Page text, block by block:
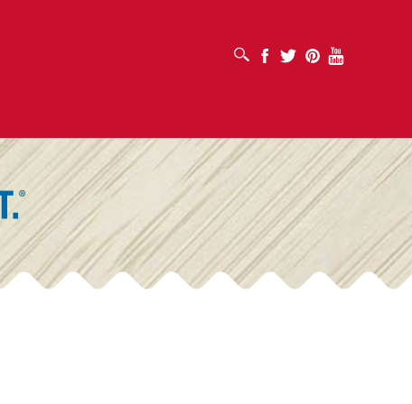
เปิดช่องค้นหา Facebook
Twitter PinterestYoutube